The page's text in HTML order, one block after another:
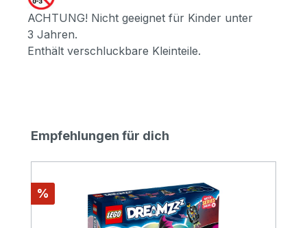
ACHTUNG! Nicht geeignet für Kinder unter
3 Jahren.
Enthält verschluckbare Kleinteile.
Produktgalerie überspringen
Empfehlungen für dich
Rabatt
%